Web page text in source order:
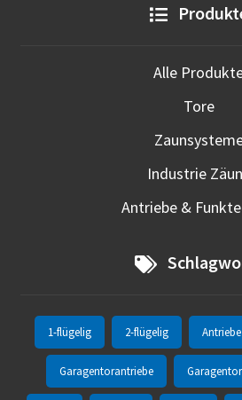
Alle
Tore
Industrie
Antriebe &
1-flügelig 2-flügelig Antriebe
Garagentorantriebe